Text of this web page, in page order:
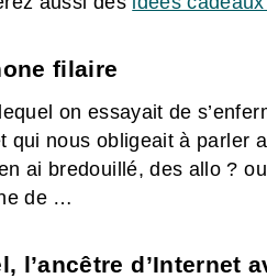
filaire
on essayait de
qui nous obligeait à parler
ai bredouillé, des allo ?
de …
l’ancêtre d’Internet